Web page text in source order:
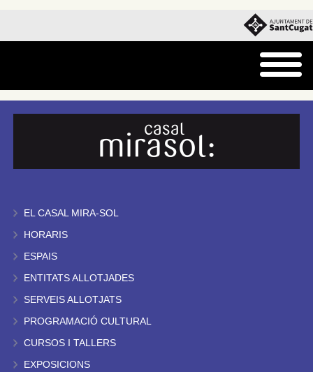
EL CASAL MIRA-SOL
HORARIS
ESPAIS
ENTITATS ALLOTJADES
SERVEIS ALLOTJATS
PROGRAMACIÓ CULTURAL
CURSOS I TALLERS
EXPOSICIONS